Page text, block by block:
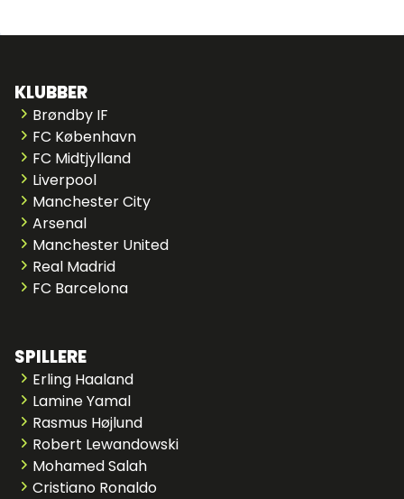
KLUBBER
Brøndby IF
FC København
FC Midtjylland
Liverpool
Manchester City
Arsenal
Manchester United
Real Madrid
FC Barcelona
SPILLERE
Erling Haaland
Lamine Yamal
Rasmus Højlund
Robert Lewandowski
Mohamed Salah
Cristiano Ronaldo